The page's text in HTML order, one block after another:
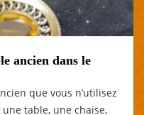
ancien dans le
que vous n’utilisez
table, une chaise,